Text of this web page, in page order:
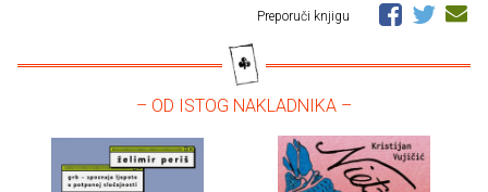
Preporuči knjigu
– OD ISTOG NAKLADNIKA –